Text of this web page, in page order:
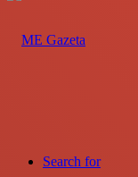
Search for